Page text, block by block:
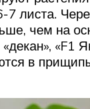
листа.
чем на
«F1
в